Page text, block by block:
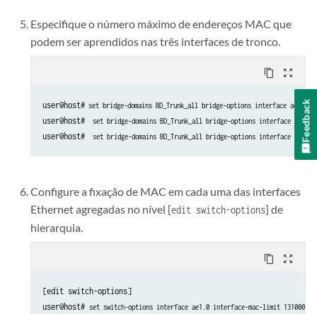
Especifique o número máximo de endereços MAC que
podem ser aprendidos nas três interfaces de tronco.
content_copy zoom_out_map
user@host# set bridge-domains BD_Trunk_all bridge-options interface ae1.0
user@host# set bridge-domains BD_Trunk_all bridge-options interface
user@host# set bridge-domains BD_Trunk_all bridge-options interface
Configure a fixação de MAC em cada uma das interfaces
Ethernet agregadas no nível [edit switch-options] de
hierarquia.
content_copy zoom_out_map
[edit switch-options]
user@host# set switch-options interface ae1.0 interface-mac-limit 131000
Feedback